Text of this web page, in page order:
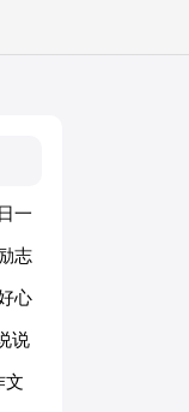
一
句
志
心
短
说
文